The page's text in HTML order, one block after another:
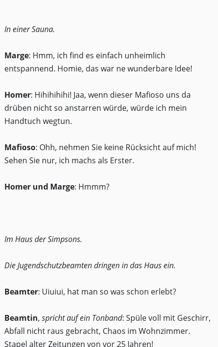
In einer Sauna.
Marge: Hmm, ich find es einfach unheimlich
entspannend. Homie, das war ne wunderbare Idee!
Homer: Hihihihihi! Jaa, wenn dieser Mafioso uns da
drüben nicht so anstarren würde, würde ich mein
Handtuch wegtun.
Mafioso: Ohh, nehmen Sie keine Rücksicht auf mich!
Sehen Sie nur, ich machs als Erster.
Homer und Marge: Hmmm?
Im Haus der Simpsons.
Die Jugendschutzbeamten dringen in das Haus ein.
Beamter: Uiuiui, hat man so was schon erlebt?
Beamtin, spricht auf ein Tonband: Spüle voll mit Geschirr,
Abfall nicht raus gebracht, Chaos im Wohnzimmer.
Stapel alter Zeitungen von vor 25 Jahren!